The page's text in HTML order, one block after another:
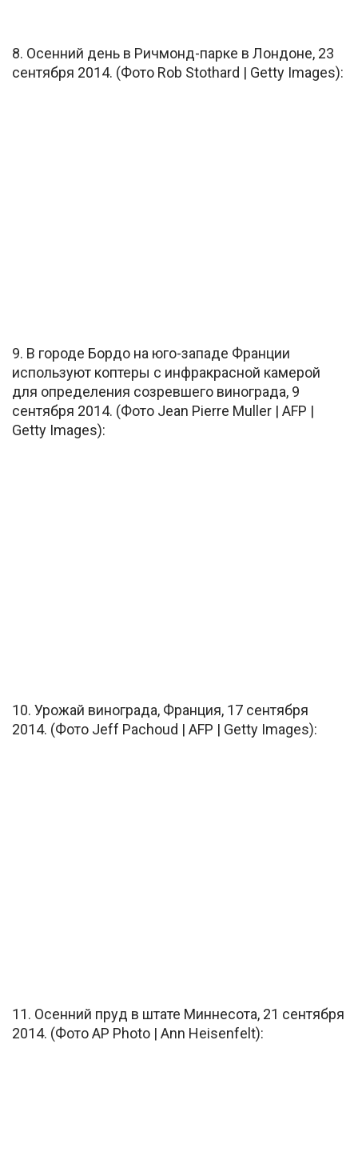
8. Осенний день в Ричмонд-парке в Лондоне, 23
сентября 2014. (Фото Rob Stothard | Getty Images):
9. В городе Бордо на юго-западе Франции
используют коптеры с инфракрасной камерой
для определения созревшего винограда, 9
сентября 2014. (Фото Jean Pierre Muller | AFP |
Getty Images):
10. Урожай винограда, Франция, 17 сентября
2014. (Фото Jeff Pachoud | AFP | Getty Images):
11. Осенний пруд в штате Миннесота, 21 сентября
2014. (Фото AP Photo | Ann Heisenfelt):